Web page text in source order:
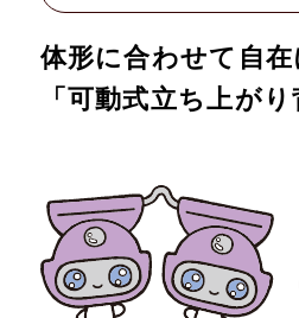
体形に合わせて自在
「可動式立ち上が